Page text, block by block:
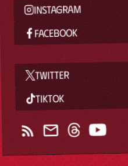
INSTAGRAM
FACEBOOK
TWITTER
TIKTOK